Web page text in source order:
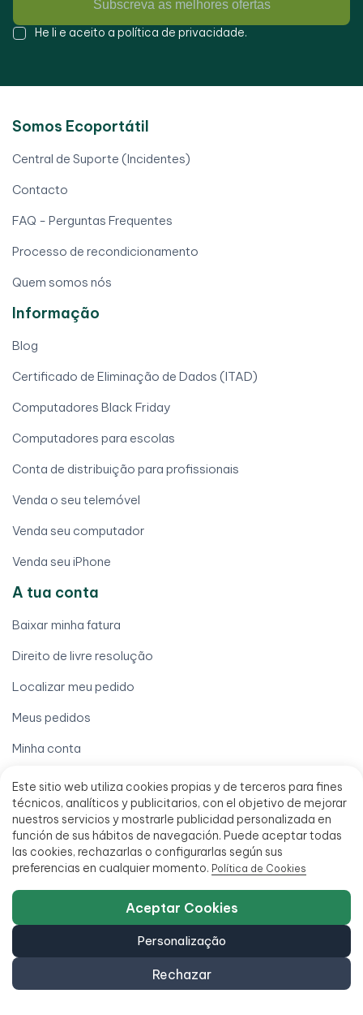
Subscreva as melhores ofertas
He li e aceito a política de privacidade.
Este sitio web utiliza cookies propias y de terceros para fines
técnicos, analíticos y publicitarios, con el objetivo de mejorar
nuestros servicios y mostrarle publicidad personalizada en
función de sus hábitos de navegación. Puede aceptar todas
las cookies, rechazarlas o configurarlas según sus
preferencias en cualquier momento. Política de Cookies
Rechazar
Personalização
Aceptar Cookies
Somos Ecoportátil
Central de Suporte (Incidentes)
Contacto
FAQ - Perguntas Frequentes
Processo de recondicionamento
Quem somos nós
Informação
Blog
Certificado de Eliminação de Dados (ITAD)
Computadores Black Friday
Computadores para escolas
Conta de distribuição para profissionais
Venda o seu telemóvel
Venda seu computador
Venda seu iPhone
A tua conta
Baixar minha fatura
Direito de livre resolução
Localizar meu pedido
Meus pedidos
Minha conta
Processar uma garantia
Termos legais
Aviso legal
Condições de venda
Financiamento em até 18 meses
Política de Acessibilidade